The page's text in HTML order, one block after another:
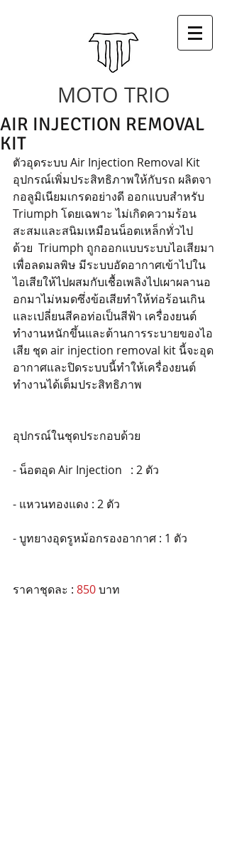
MOTO TRIO
AIR INJECTION REMOVAL
KIT
ตัวอุดระบบ Air Injection Removal Kit
อุปกรณ์เพิ่มประสิทธิภาพให้กับรถ ผลิตจา
กอลูมิเนียมเกรดอย่างดี ออกแบบสำหรับ
Triumph โดยเฉพาะ ไม่เกิดความร้อน
สะสมและสนิมเหมือนน็อตเหล็กทั่วไป
ด้วย  Triumph ถูกออกแบบระบบไอเสียมา
เพื่อลดมลพิษ มีระบบอัดอากาศเข้าไปใน
ไอเสียให้ไปผสมกับเชื้อเพลิงไปเผาผลานอ
อกมาไม่หมดซึ่งข้อเสียทำให้ท่อร้อนเกิน
และเปลี่ยนสีคอท่อเป็นสีฟ้า เครื่องยนต์
ทำงานหนักขึ้นและต้านการระบายของไอ
เสีย ชุด air injection removal kit นี้จะอุด
อากาศและปิดระบบนี้ทำให้เครื่องยนต์
ทำงานได้เต็มประสิทธิภาพ
อุปกรณ์ในชุดประกอบด้วย
- น็อตอุด Air Injection   : 2 ตัว
- แหวนทองแดง : 2 ตัว
- บูทยางอุดรูหม้อกรองอากาศ : 1 ตัว
ราคาชุดละ : 850 บาท